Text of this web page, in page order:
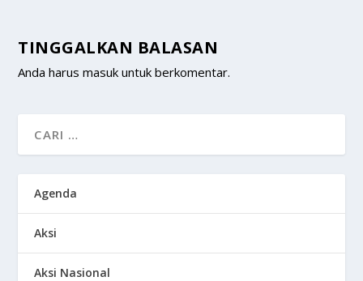
TINGGALKAN BALASAN
Anda harusmasuk untuk berkomentar.
Agenda
Aksi
Aksi Nasional